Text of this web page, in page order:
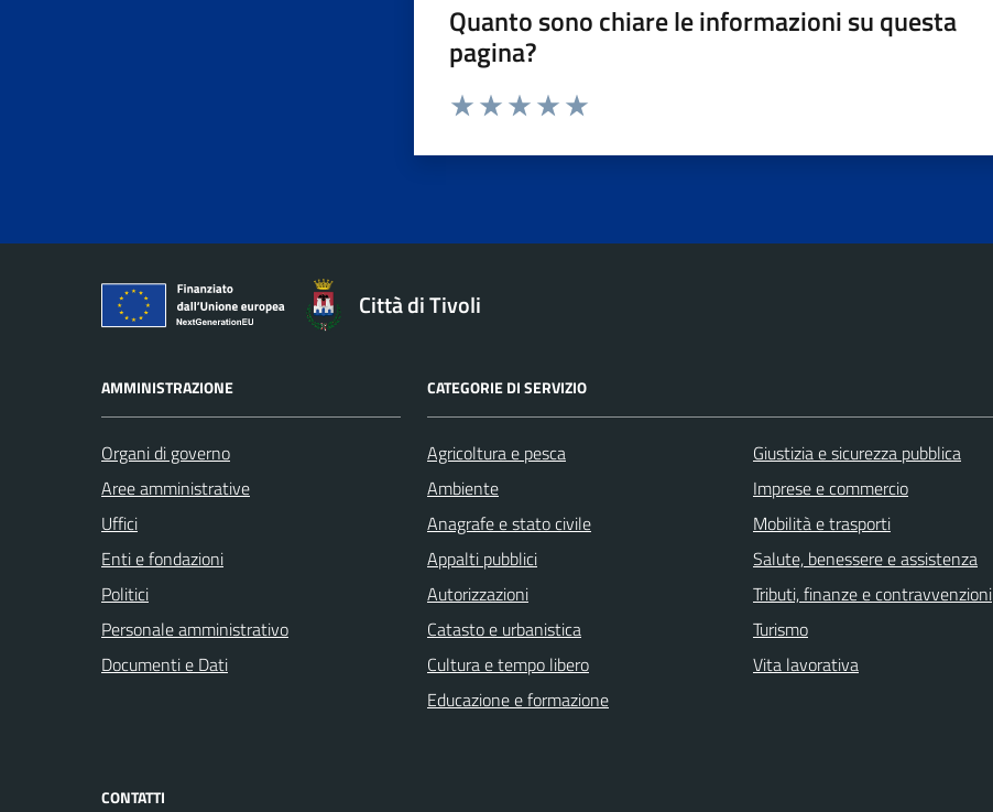
Quanto sono chiare le informazioni su questa
pagina?
Valuta da 1 a 5 stelle la pagina
Città di Tivoli
AMMINISTRAZIONE
Organi di governo
Aree amministrative
Uffici
Enti e fondazioni
Politici
Personale amministrativo
Documenti e Dati
CATEGORIE DI SERVIZIO
Agricoltura e pesca
Ambiente
Anagrafe e stato civile
Appalti pubblici
Autorizzazioni
Catasto e urbanistica
Cultura e tempo libero
Educazione e formazione
Giustizia e sicurezza pubblica
Imprese e commercio
Mobilità e trasporti
Salute, benessere e assistenza
Tributi, finanze e contravvenzioni
Turismo
Vita lavorativa
CONTATTI